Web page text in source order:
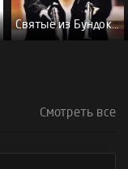
Святые из Бундока \ Святые из трущоб - (Перевод Гоблина)
Смотреть все